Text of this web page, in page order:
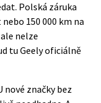
Polská záruka
150 000 km na
nelze
tu Geely oficiálně
značky bez